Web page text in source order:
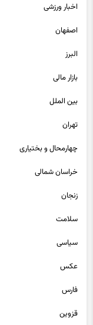
اخبار ورزشی
اصفهان
البرز
بازار مالی
بین الملل
تهران
چهارمحال و بختیاری
خراسان شمالی
زنجان
سلامت
سیاسی
عکس
فارس
قزوین